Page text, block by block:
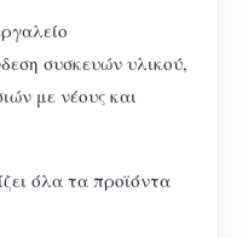
Ηλεκτρικής Ενέργειας
συσκευών υλικού,
με νέους και
όλα τα προϊόντα